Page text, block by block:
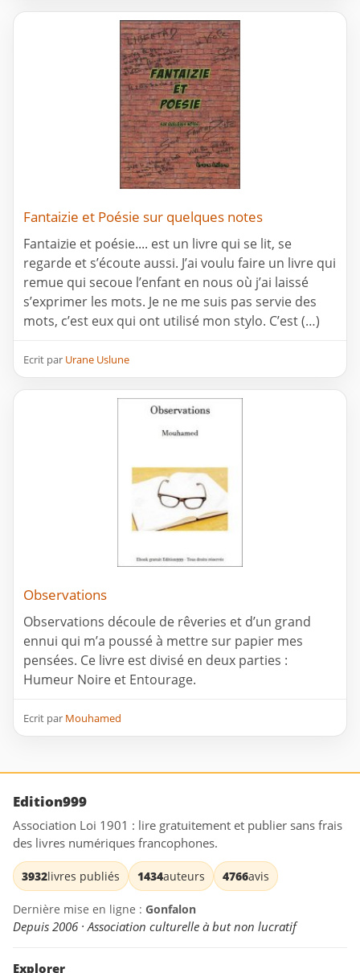
Fantaizie et Poésie sur quelques notes
Fantaizie et poésie.... est un livre qui se lit, se
regarde et s’écoute aussi. J’ai voulu faire un livre qui
remue qui secoue l’enfant en nous où j’ai laissé
s’exprimer les mots. Je ne me suis pas servie des
mots, c’est eux qui ont utilisé mon stylo. C’est (…)
Ecrit par Urane Uslune
Observations
Observations découle de rêveries et d’un grand
ennui qui m’a poussé à mettre sur papier mes
pensées. Ce livre est divisé en deux parties :
Humeur Noire et Entourage.
Ecrit par Mouhamed
Edition999
Association Loi 1901 : lire gratuitement et publier sans frais
des livres numériques francophones.
3932livres publiés 1434auteurs 4766avis
Dernière mise en ligne : Gonfalon
Depuis 2006 · Association culturelle à but non lucratif
Explorer